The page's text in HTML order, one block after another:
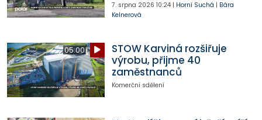
7. srpna 2026 10:24| Horní Suchá | Bára
Kelnerová
05:00
STOW Karviná rozšiřuje
výrobu, přijme 40
zaměstnanců
Komerční sdělení